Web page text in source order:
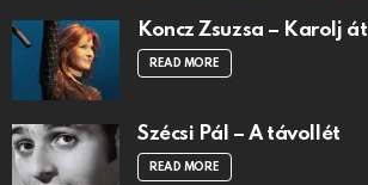
Koncz Zsuzsa – Karolj át
READ MORE
Szécsi Pál – A távollét
READ MORE